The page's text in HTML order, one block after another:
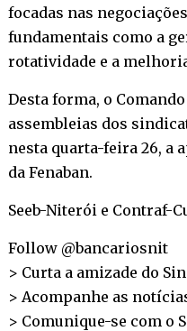
focadas nas
fundamentais como a
rotatividade e a
Desta forma, o
assembleias dos
nesta quarta-feira 26, a
da Fenaban.
Seeb-Niterói e Contraf-
Follow @bancariosnit
> Curta a amizade do
> Acompanhe as
> Comunique-se com o